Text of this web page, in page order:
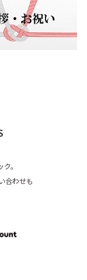
。
合わせも